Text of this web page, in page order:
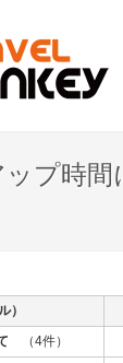
プ時間
）
（4件）